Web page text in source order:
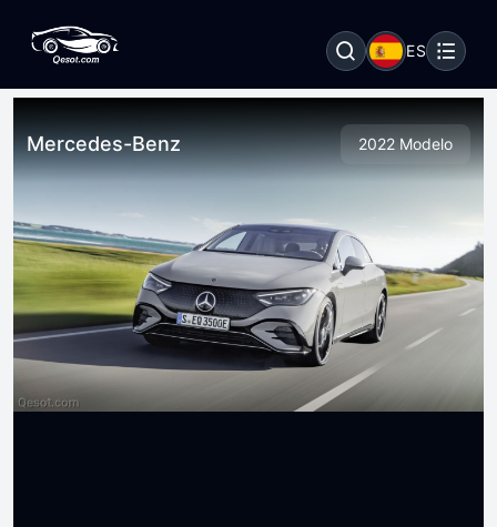
ES
Mercedes-Benz 2022 Modelo